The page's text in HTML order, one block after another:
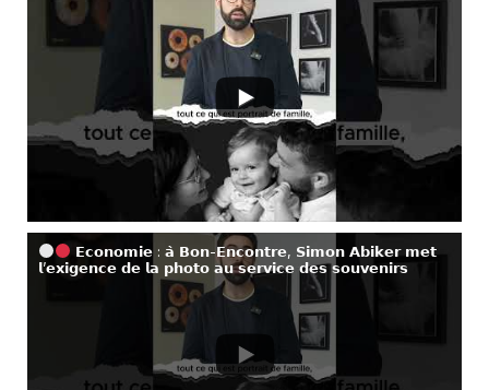
𝗘𝗰𝗼𝗻𝗼𝗺𝗶𝗲 : 𝗮̀ 𝗕𝗼𝗻-𝗘𝗻𝗰𝗼𝗻𝘁𝗿𝗲, 𝗦𝗶𝗺𝗼𝗻 𝗔𝗯𝗶𝗸𝗲𝗿 𝗺𝗲𝘁
𝗹’𝗲𝘅𝗶𝗴𝗲𝗻𝗰𝗲 𝗱𝗲 𝗹𝗮 𝗽𝗵𝗼𝘁𝗼 𝗮𝘂 𝘀𝗲𝗿𝘃𝗶𝗰𝗲 𝗱𝗲𝘀 𝘀𝗼𝘂𝘃𝗲𝗻𝗶𝗿𝘀